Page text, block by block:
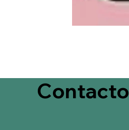
Contacto